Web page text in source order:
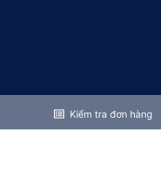
Kiểm tra đơn hàng